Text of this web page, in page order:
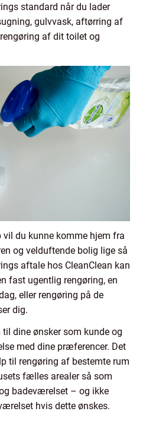
standard når du lader
gulvvask, aftørring af
af dit toilet og
du kunne komme hjem fra
og velduftende bolig lige så
aftale hos CleanClean kan
fast ugentlig rengøring, en
eller rengøring på de
dig.
til dine ønsker som kunde og
med dine præferencer. Det
til rengøring af bestemte rum
fælles arealer så som
badeværelset – og ikke
hvis dette ønskes.